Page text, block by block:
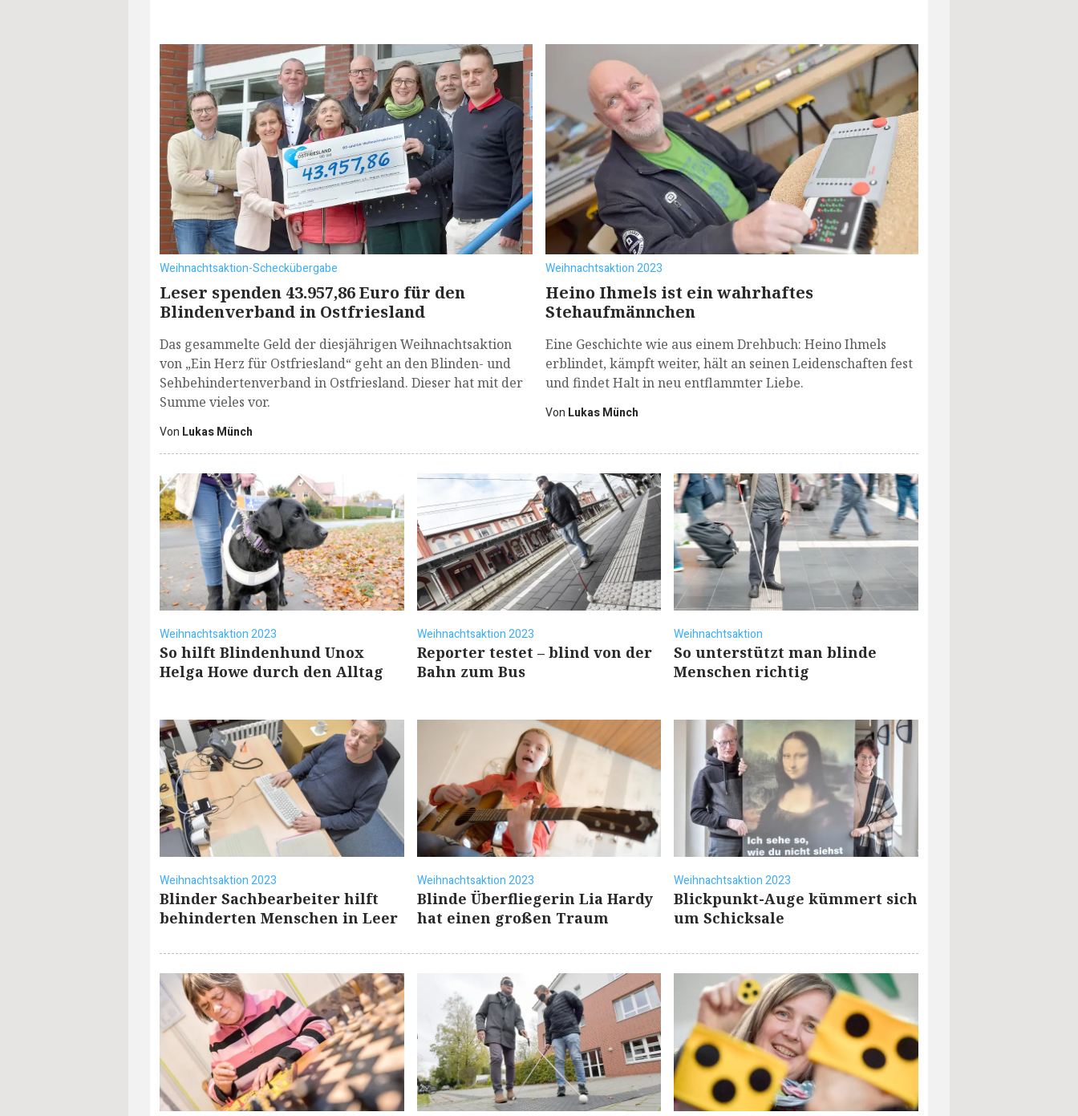
Weihnachtsaktion-Scheckübergabe
Leser spenden 43.957,86 Euro für den
Blindenverband in Ostfriesland
Das gesammelte Geld der diesjährigen Weihnachtsaktion
von „Ein Herz für Ostfriesland“ geht an den Blinden- und
Sehbehindertenverband in Ostfriesland. Dieser hat mit der
Summe vieles vor.
Von Lukas Münch
Weihnachtsaktion 2023
Heino Ihmels ist ein wahrhaftes
Stehaufmännchen
Eine Geschichte wie aus einem Drehbuch: Heino Ihmels
erblindet, kämpft weiter, hält an seinen Leidenschaften fest
und findet Halt in neu entflammter Liebe.
Von Lukas Münch
Weihnachtsaktion 2023
So hilft Blindenhund Unox
Helga Howe durch den Alltag
Weihnachtsaktion 2023
Reporter testet – blind von der
Bahn zum Bus
Weihnachtsaktion
So unterstützt man blinde
Menschen richtig
Weihnachtsaktion 2023
Blinder Sachbearbeiter hilft
behinderten Menschen in Leer
Weihnachtsaktion 2023
Blinde Überfliegerin Lia Hardy
hat einen großen Traum
Weihnachtsaktion 2023
Blickpunkt-Auge kümmert sich
um Schicksale